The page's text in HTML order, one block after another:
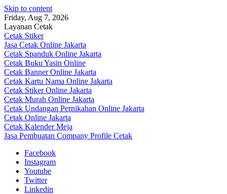
Skip to content
Friday, Aug 7, 2026
Layanan Cetak
Cetak Stiker
Jasa Cetak Online Jakarta
Cetak Spanduk Online Jakarta
Cetak Buku Yasin Online
Cetak Banner Online Jakarta
Cetak Kartu Nama Online Jakarta
Cetak Stiker Online Jakarta
Cetak Murah Online Jakarta
Cetak Undangan Pernikahan Online Jakarta
Cetak Online Jakarta
Cetak Kalender Meja
Jasa Pembuatan Company Profile Cetak
Facebook
Instagram
Youtube
Twitter
Linkedin